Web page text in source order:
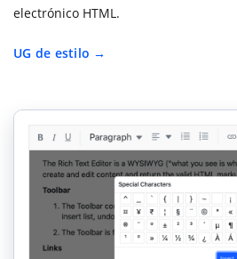
electrónico HTML.
UG de estilo